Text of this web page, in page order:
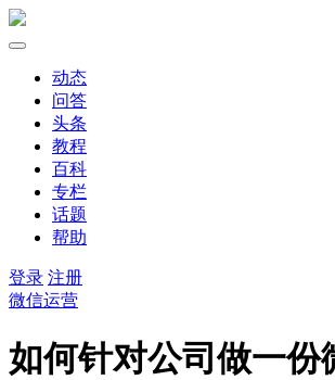
动态
问答
头条
教程
百科
专栏
话题
帮助
登录 注册
微信运营
如何针对公司做一份